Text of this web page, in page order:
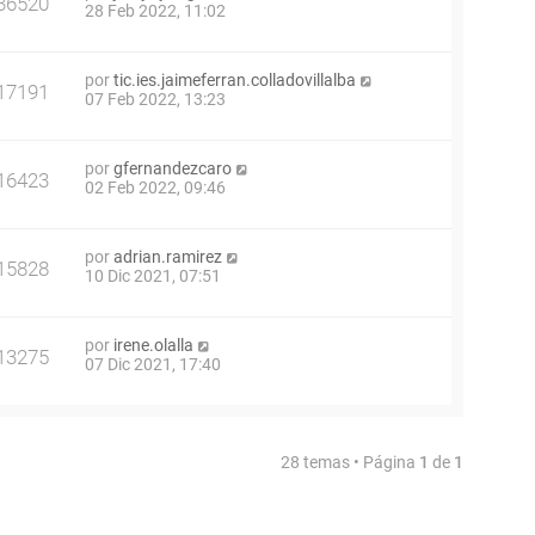
28 Feb 2022, 11:02
portic.ies.jaimeferran.colladovillalba
07 Feb 2022, 13:23
porgfernandezcaro
02 Feb 2022, 09:46
poradrian.ramirez
10 Dic 2021, 07:51
por irene.olalla
07 Dic 2021, 17:40
28 temas • Página 1 de 1